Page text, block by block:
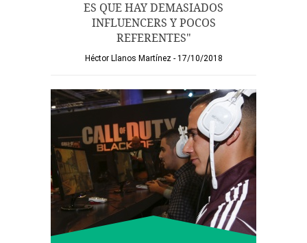
ES QUE HAY DEMASIADOS
INFLUENCERS Y POCOS
REFERENTES"
Héctor Llanos Martínez 17/10/2018